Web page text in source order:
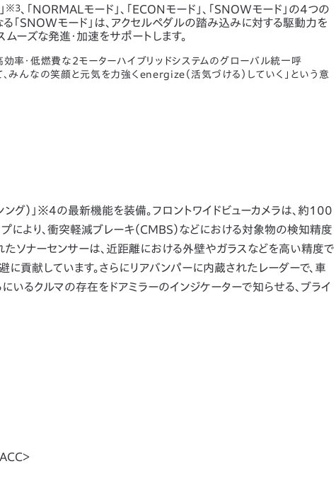
※3、「NORMALモード」、「ECONモード」、「SNOWモード」の4つの
「SNOWモード」は、アクセルペダルの踏み込みに対する駆動力を
ーズな発進・加速をサポートします。
率・低燃費な2モーターハイブリッドシステムのグローバル統一呼
みんなの笑顔と元気を力強くenergize（活気づける）していく」という意
グ）」※4の最新機能を装備。フロントワイドビューカメラは、約100
より、衝突軽減ブレーキ（CMBS）などにおける対象物の検知精度
ソナーセンサーは、近距離における外壁やガラスなどを高い精度で
貢献しています。さらにリアバンパーに内蔵されたレーダーで、車
るクルマの存在をドアミラーのインジケーターで知らせる、ブライ
＞